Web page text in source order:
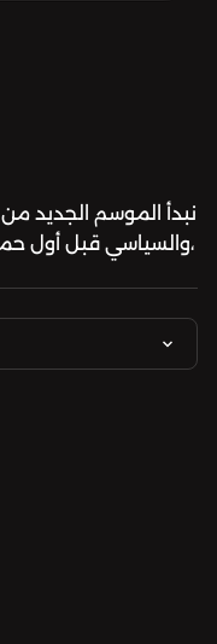
نبدأ الموسم الجديد
والسياسي قبل أول حملة صليبية توجهت نحو الشرق العربي،